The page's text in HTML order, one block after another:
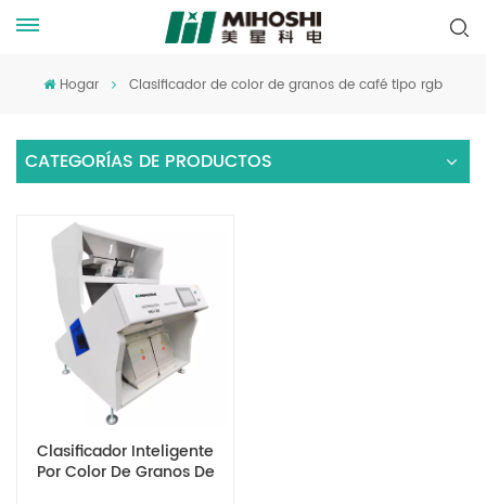
Hogar Clasificador de color de granos de café tipo rgb
CATEGORÍAS DE PRODUCTOS
Clasificador Inteligente
Por Color De Granos De